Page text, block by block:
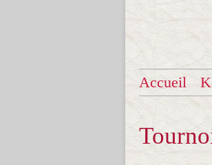
Accueil